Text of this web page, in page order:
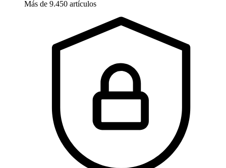
Más de 9.450 artículos